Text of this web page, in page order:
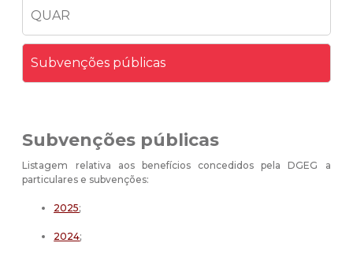
QUAR
Subvenções públicas
Subvenções públicas
Listagem relativa aos benefícios concedidos pela DGEG a
particulares e subvenções:
2025;
2024;